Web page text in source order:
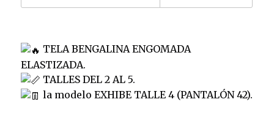
TELA BENGALINA ENGOMADA
ELASTIZADA.
TALLES DEL 2 AL 5.
la modelo EXHIBE TALLE 4 (PANTALÓN 42).